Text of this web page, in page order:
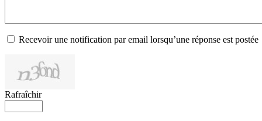
Recevoir une notification par email lorsqu’une réponse est postée
Rafraîchir